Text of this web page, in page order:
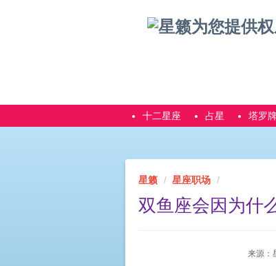
十二星座 占星 塔罗
星籁 星座职场
双鱼座会因为什
来源：